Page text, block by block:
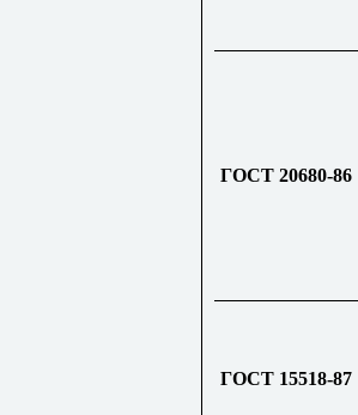
ГОСТ 20680-86
ГОСТ 15518-87